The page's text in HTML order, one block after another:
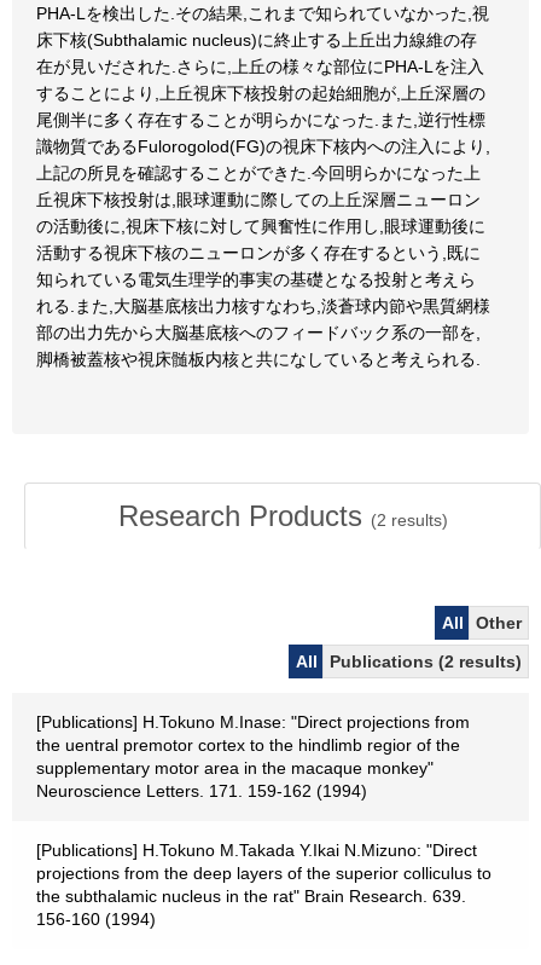
PHA-Lを検出した.その結果,これまで知られていなかった,視
床下核(Subthalamic nucleus)に終止する上丘出力線維の存
在が見いだされた.さらに,上丘の様々な部位にPHA-Lを注入
することにより,上丘視床下核投射の起始細胞が,上丘深層の
尾側半に多く存在することが明らかになった.また,逆行性標
識物質であるFulorogolod(FG)の視床下核内への注入により,
上記の所見を確認することができた.今回明らかになった上
丘視床下核投射は,眼球運動に際しての上丘深層ニューロン
の活動後に,視床下核に対して興奮性に作用し,眼球運動後に
活動する視床下核のニューロンが多く存在するという,既に
知られている電気生理学的事実の基礎となる投射と考えら
れる.また,大脳基底核出力核すなわち,淡蒼球内節や黒質網様
部の出力先から大脳基底核へのフィードバック系の一部を,
脚橋被蓋核や視床髄板内核と共になしていると考えられる.
Research Products (2 results)
All
Other
All
Publications (2 results)
[Publications] H.Tokuno M.Inase: "Direct projections from
the uentral premotor cortex to the hindlimb regior of the
supplementary motor area in the macaque monkey"
Neuroscience Letters. 171. 159-162 (1994)
[Publications] H.Tokuno M.Takada Y.Ikai N.Mizuno: "Direct
projections from the deep layers of the superior colliculus to
the subthalamic nucleus in the rat" Brain Research. 639.
156-160 (1994)